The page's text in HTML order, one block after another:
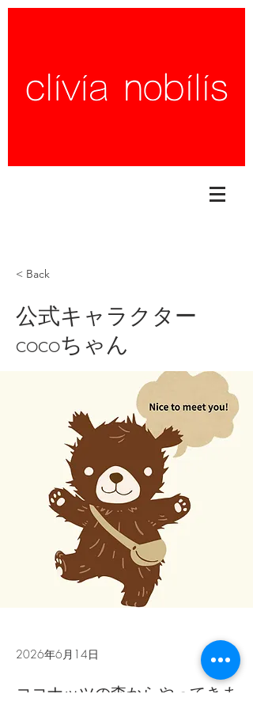
< Back
公式キャラクター
cocoちゃん
2026年6月14日
ココナッツの森からやってきま